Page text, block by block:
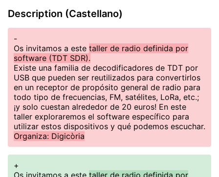
Description (Castellano)
-
Os invitamos a este taller de radio definida por
software (TDT SDR).
Existe una familia de decodificadores de TDT por
USB que pueden ser reutilizados para convertirlos
en un receptor de propósito general de radio para
todo tipo de frecuencias, FM, satélites, LoRa, etc.;
¡y solo cuestan alrededor de 20 euros! En este
taller exploraremos el software específico para
utilizar estos dispositivos y qué podemos escuchar.
Organiza: Digicòria
+
Os invitamos a este taller de radio definida por